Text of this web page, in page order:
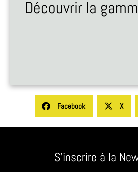
Découvrir la
Facebook X
S'inscrire à la